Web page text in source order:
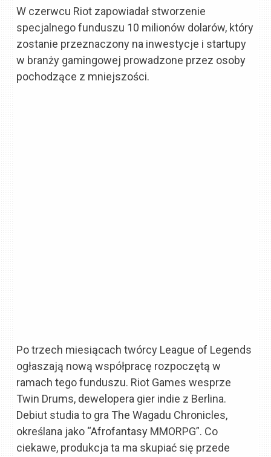
W czerwcu Riot zapowiadał stworzenie
specjalnego funduszu 10 milionów dolarów, który
zostanie przeznaczony na inwestycje i startupy
w branży gamingowej prowadzone przez osoby
pochodzące z mniejszości.
Po trzech miesiącach twórcy League of Legends
ogłaszają nową współpracę rozpoczętą w
ramach tego funduszu. Riot Games wesprze
Twin Drums, dewelopera gier indie z Berlina.
Debiut studia to gra The Wagadu Chronicles,
określana jako “Afrofantasy MMORPG”. Co
ciekawe, produkcja ta ma skupiać się przede